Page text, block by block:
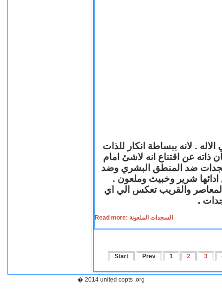
. لانه ببساطة انكار للذات
ذاته عن اقتناع انه لاشئ امام
ضد المنطق البشري وضد
ادائها شرير وخبيث وملعون .
المعاصر والقريب تعكس الي اي
.
Read more: السجدات الملعونة
Start Prev 1 2 3
� 2014 united copts .org